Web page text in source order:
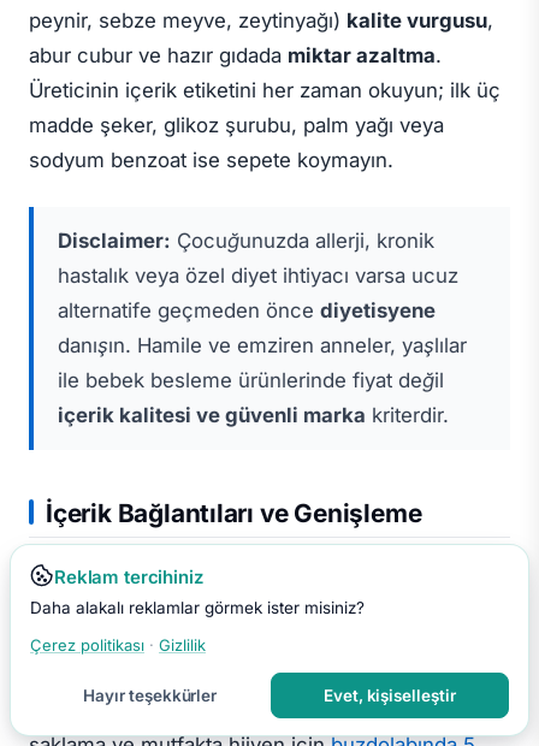
peynir, sebze meyve, zeytinyağı) kalite vurgusu,
abur cubur ve hazır gıdada miktar azaltma.
Üreticinin içerik etiketini her zaman okuyun; ilk üç
madde şeker, glikoz şurubu, palm yağı veya
sodyum benzoat ise sepete koymayın.
Disclaimer: Çocuğunuzda allerji, kronik
hastalık veya özel diyet ihtiyacı varsa ucuz
alternatife geçmeden önce diyetisyene
danışın. Hamile ve emziren anneler, yaşlılar
ile bebek besleme ürünlerinde fiyat değil
içerik kalitesi ve güvenli marka kriterdir.
İçerik Bağlantıları ve Genişleme
Mutfak tasarrufunu sağlık ekonomisi ile birlikte
düşünmek içinkredi kartı borcundan kurtulma
rehberinide okumanızı öneririz; mutfak gideri
kontrol altına alındıktan sonra serbest kalan nakit,
borç sarmalını kırmak için en güçlü silah olur. Gıda
Reklam tercihiniz
Daha alakalı reklamlar görmek ister misiniz?
Çerez politikası · Gizlilik
Hayır teşekkürler Evet, kişiselleştir